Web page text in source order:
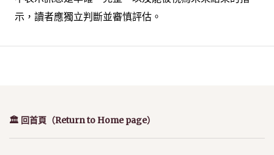
示，讀者應獨立判斷並審慎評估。
🏛️ 回首頁（Return to Home page）